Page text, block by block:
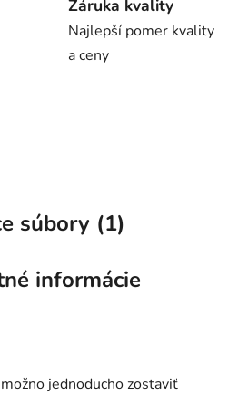
Záruka kvality
Najlepší pomer kvality
a ceny
súbory (1)
informácie
jednoducho zostaviť